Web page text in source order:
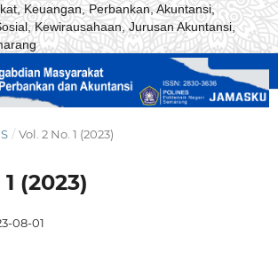
Keuangan, Perbankan, Akuntansi,
Kewirausahaan, Jurusan Akuntansi,
/ Vol. 2 No. 1 (2023)
(2023)
08-01